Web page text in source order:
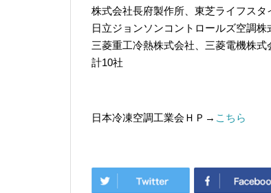
株式会社長府製作所、東芝ライフスタ
日立ジョンソンコントロールズ空調株
三菱重工冷熱株式会社、三菱電機株式
計10社
日本冷凍空調工業会ＨＰ→ こちら